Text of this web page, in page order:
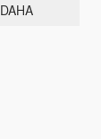
DAHA